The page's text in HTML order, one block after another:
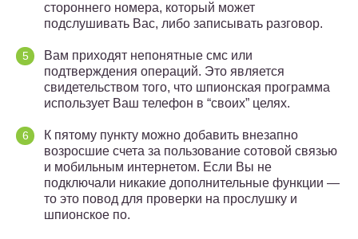
стороннего номера, который может
подслушивать Вас, либо записывать разговор.
Вам приходят непонятные смс или
подтверждения операций. Это является
свидетельством того, что шпионская программа
использует Ваш телефон в “своих” целях.
К пятому пункту можно добавить внезапно
возросшие счета за пользование сотовой связью
и мобильным интернетом. Если Вы не
подключали никакие дополнительные функции —
то это повод для проверки на прослушку и
шпионское по.